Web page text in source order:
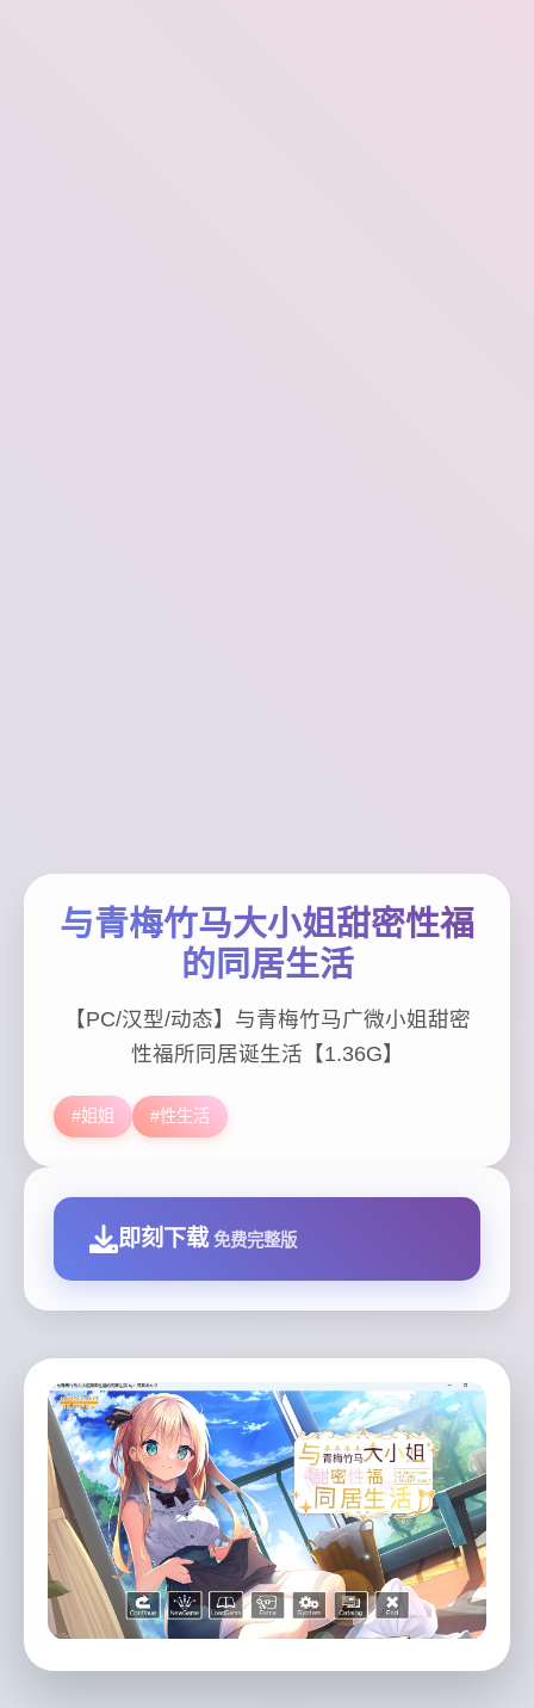
与青梅竹马大小姐甜密性福
的同居生活
【PC/汉型/动态】与青梅竹马广微小姐甜密
性福所同居诞生活【1.36G】
#姐姐 #性生活
即刻下载 免费完整版